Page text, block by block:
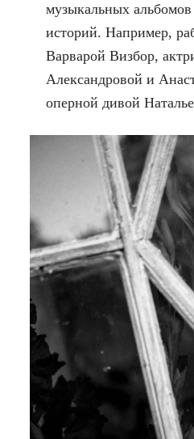
музыкальных
историй. Например,
Варварой Визбор,
Александровой и
оперной дивой